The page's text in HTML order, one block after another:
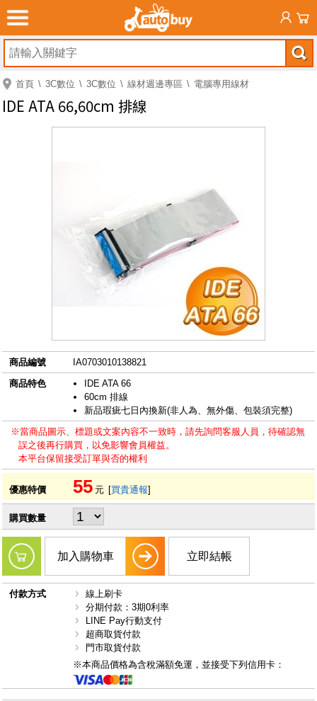
首頁 3C數位 3C數位 線材週邊專區 電腦專用線材
IDE ATA 66,60cm 排線
商品編號
IA0703010138821
商品特色
IDE ATA 66
60cm 排線
新品瑕疵七日內換新(非人為、無外傷、包裝須完整)
※當商品圖示、標題或文案內容不一致時，請先詢問客服人員，待確認無
誤之後再行購買，以免影響會員權益。
本平台保留接受訂單與否的權利
優惠特價 55 元 [買貴通報]
購買數量
加入購物車 立即結帳
付款方式
線上刷卡
分期付款：3期0利率
LINE Pay行動支付
超商取貨付款
門市取貨付款
※本商品價格為含稅滿額免運，並接受下列信用卡：